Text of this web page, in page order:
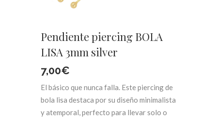
Pendiente piercing BOLA
LISA 3mm silver
7,00€
El básico que nunca falla. Este piercing de
bola lisa destaca por su diseño minimalista
y atemporal, perfecto para llevar solo o